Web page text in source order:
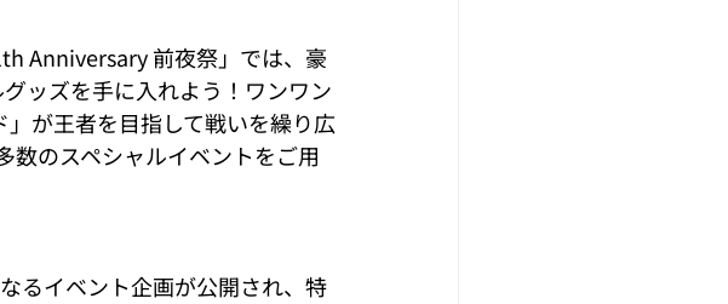
Anniversary 前夜祭」では、豪
ッズを手に入れよう！ワンワン
が王者を目指して戦いを繰り広
のスペシャルイベントをご用
るイベント企画が公開され、特